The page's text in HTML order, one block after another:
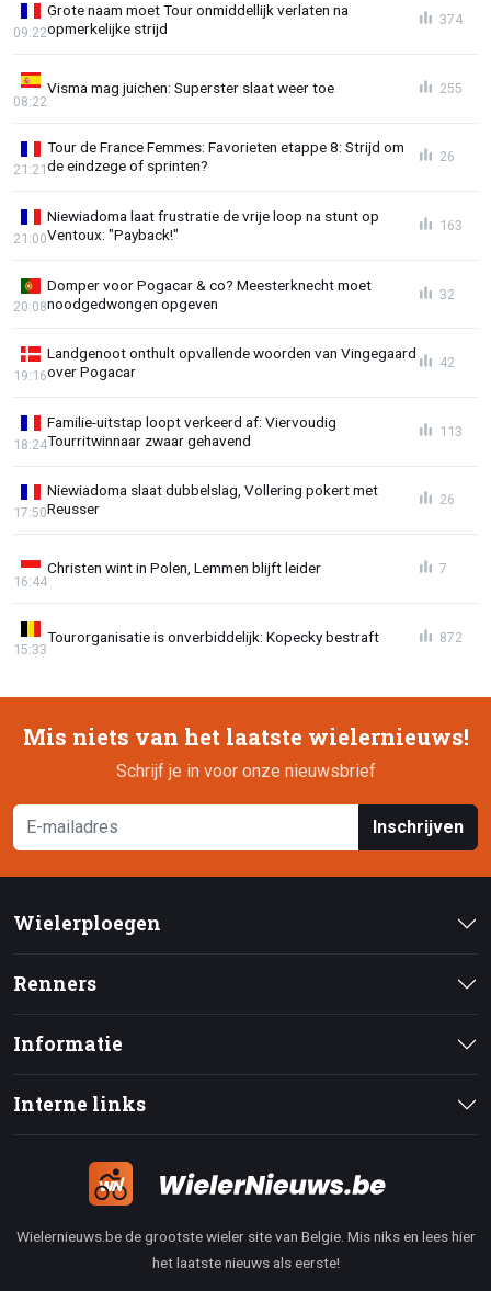
Grote naam moet Tour onmiddellijk verlaten na
opmerkelijke strijd
09:22
374
Visma mag juichen: Superster slaat weer toe
08:22
255
Tour de France Femmes: Favorieten etappe 8: Strijd om
de eindzege of sprinten?
21:21
26
Niewiadoma laat frustratie de vrije loop na stunt op
Ventoux: "Payback!"
21:00
163
Domper voor Pogacar & co? Meesterknecht moet
noodgedwongen opgeven
20:08
32
Landgenoot onthult opvallende woorden van Vingegaard
over Pogacar
19:16
42
Familie-uitstap loopt verkeerd af: Viervoudig
Tourritwinnaar zwaar gehavend
18:24
113
Niewiadoma slaat dubbelslag, Vollering pokert met
Reusser
17:50
26
Christen wint in Polen, Lemmen blijft leider
16:44
7
Tourorganisatie is onverbiddelijk: Kopecky bestraft
15:33
872
Mis niets van het laatste wielernieuws!
Schrijf je in voor onze nieuwsbrief
Inschrijven
Wielerploegen
Renners
Informatie
Interne links
Wielernieuws.be de grootste wieler site van Belgie. Mis niks en lees hier
het laatste nieuws als eerste!